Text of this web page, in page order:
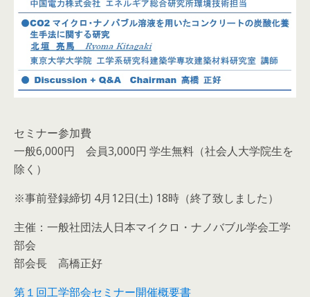
セミナー参加費
一般6,000円 会員3,000円 学生無料（社会人大学院生を
除く）
※事前登録締切 4月12日(土) 18時（終了致しました）
主催：一般社団法人日本マイクロ・ナノバブル学会工学
部会
部会長 高橋正好
第１回工学部会セミナー開催概要書